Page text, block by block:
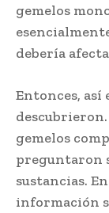
gemelos
debería
Entonces, así
gemelos
preguntaron
sustancias.
información